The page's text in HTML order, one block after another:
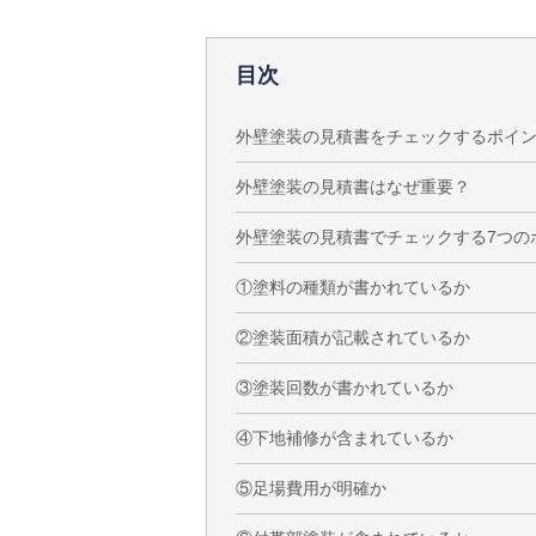
目次
外壁塗装の見積書をチェックするポイ
外壁塗装の見積書はなぜ重要？
外壁塗装の見積書でチェックする7つの
①塗料の種類が書かれているか
②塗装面積が記載されているか
③塗装回数が書かれているか
④下地補修が含まれているか
⑤足場費用が明確か